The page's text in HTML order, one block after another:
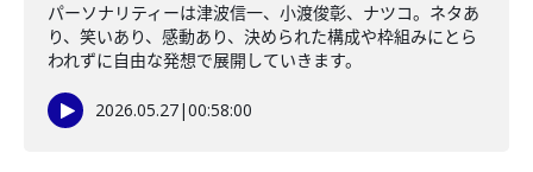
パーソナリティーは津波信一、小渡俊彰、ナツコ。ネタあ
り、笑いあり、感動あり、決められた構成や枠組みにとら
われずに自由な発想で展開していきます。
2026.05.27|00:58:00